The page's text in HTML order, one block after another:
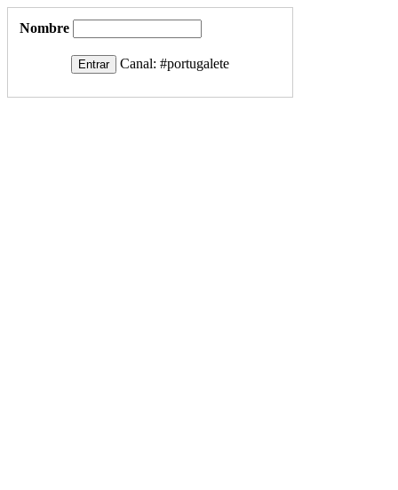
Nombre
Canal: #portugalete